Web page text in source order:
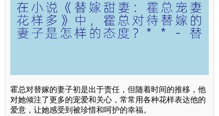
霍总对替嫁的妻子初是出于责任，但随着时间的推移，他
对她倾注了更多的宠爱和关心，常常用各种花样表达他的
爱意，让她感受到被珍惜和呵护的幸福。